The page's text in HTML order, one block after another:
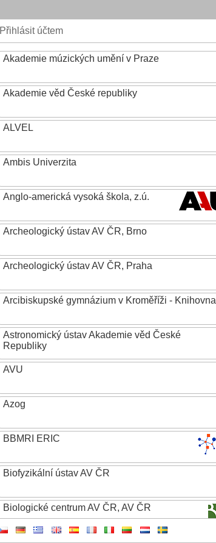
Přihlásit účtem
Akademie múzických umění v Praze
Akademie věd České republiky
ALVEL
Ambis Univerzita
Anglo-americká vysoká škola, z.ú.
Archeologický ústav AV ČR, Brno
Archeologický ústav AV ČR, Praha
Arcibiskupské gymnázium v Kroměříži - Knihovna
Astronomický ústav Akademie věd České
Republiky
AVU
Azog
BBMRI ERIC
Biofyzikální ústav AV ČR
Biologické centrum AV ČR, AV ČR